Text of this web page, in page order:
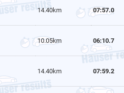
14.40km 07:57.0
10.05km 06:10.7
14.40km 07:59.2